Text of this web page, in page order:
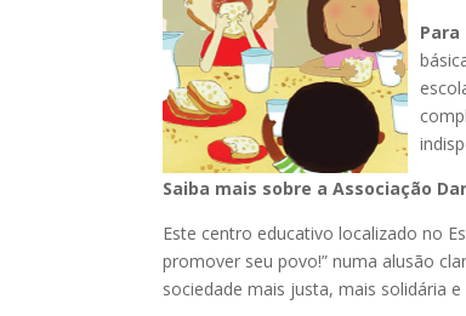
Saiba mais sobre a Associação
Este centro educativo localizado no
promover seu povo!” numa alusão
sociedade mais justa, mais solidária